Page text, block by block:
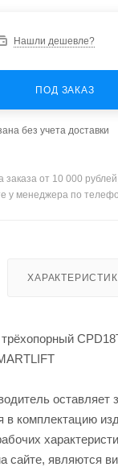
Нашли дешевле?
ПОД ЗАКАЗ
без учета доставки
от 10 000
у менеджера по
оставляет
в комплектацию
сайте, являются